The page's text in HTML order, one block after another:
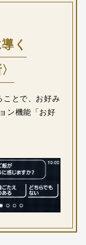
く
ことで、お好み
ン機能「お好